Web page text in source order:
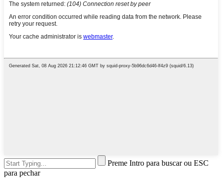
Preme Intro para buscar ou ESC
para pechar